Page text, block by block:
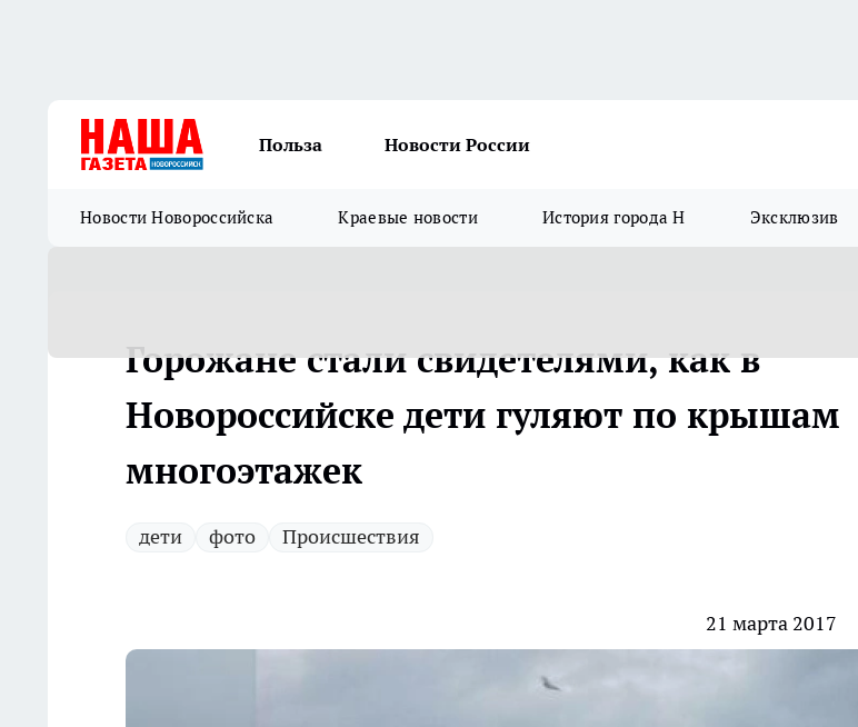
Польза Новости России
Новости Новороссийска Краевые новости История города Н Эксклюзив
Горожане стали свидетелями, как в
Новороссийске дети гуляют по крышам
многоэтажек
дети фото Происшествия
21 марта 2017